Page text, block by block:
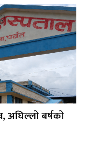
अघिल्लो बर्षको